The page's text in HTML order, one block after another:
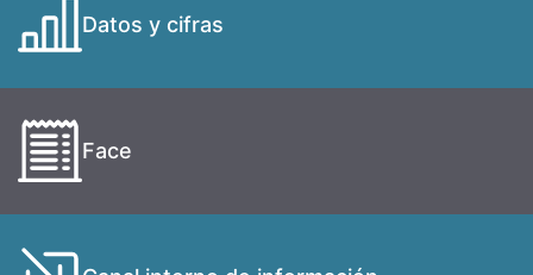
Datos y cifras
Face